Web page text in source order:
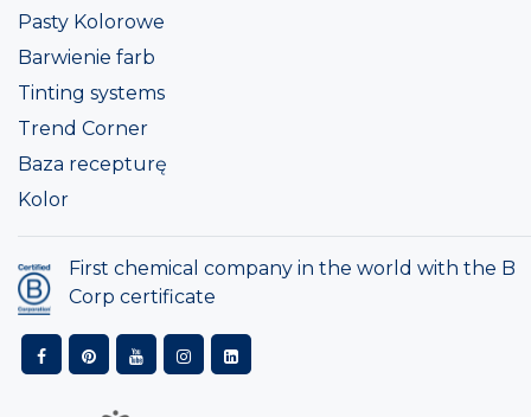
Pasty Kolorowe
Barwienie farb
Tinting systems
Trend Corner
Baza recepturę
Kolor
First chemical company in the world with the B
Corp certificate